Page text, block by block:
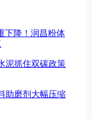
下降！润昌粉体
泥抓住双碳政策
助磨剂大幅压缩